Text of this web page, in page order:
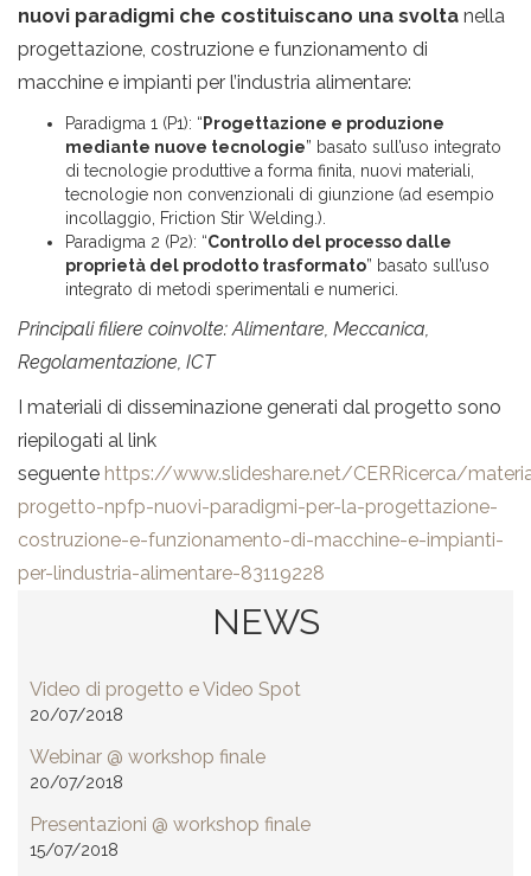
nuovi paradigmi che costituiscano una svolta nella
progettazione, costruzione e funzionamento di
macchine e impianti per l’industria alimentare:
Paradigma 1 (P1): “ Progettazione e produzione
mediante nuove tecnologie” basato sull’uso integrato
di tecnologie produttive a forma finita, nuovi materiali,
tecnologie non convenzionali di giunzione (ad esempio
incollaggio, Friction Stir Welding.).
Paradigma 2 (P2): “Controllo del processo dalle
proprietà del prodotto trasformato” basato sull’uso
integrato di metodi sperimentali e numerici.
Principali filiere coinvolte: Alimentare, Meccanica,
Regolamentazione, ICT
I materiali di disseminazione generati dal progetto sono
riepilogati al link
seguente https://www.slideshare.net/CERRicerca/
progetto-npfp-nuovi-paradigmi-per-la-progettazione-
costruzione-e-funzionamento-di-macchine-e-impianti-
per-lindustria-alimentare-83119228
NEWS
Video di progetto e Video Spot
20/07/2018
Webinar @ workshop finale
20/07/2018
Presentazioni @ workshop finale
15/07/2018